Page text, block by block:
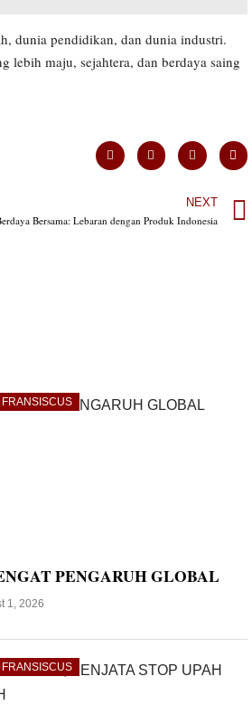
dunia pendidikan, dan dunia industri.
lebih maju, sejahtera, dan berdaya saing
NEXT
Bersama: Lebaran dengan Produk Indonesia
PENGARUH GLOBAL
1, 2026